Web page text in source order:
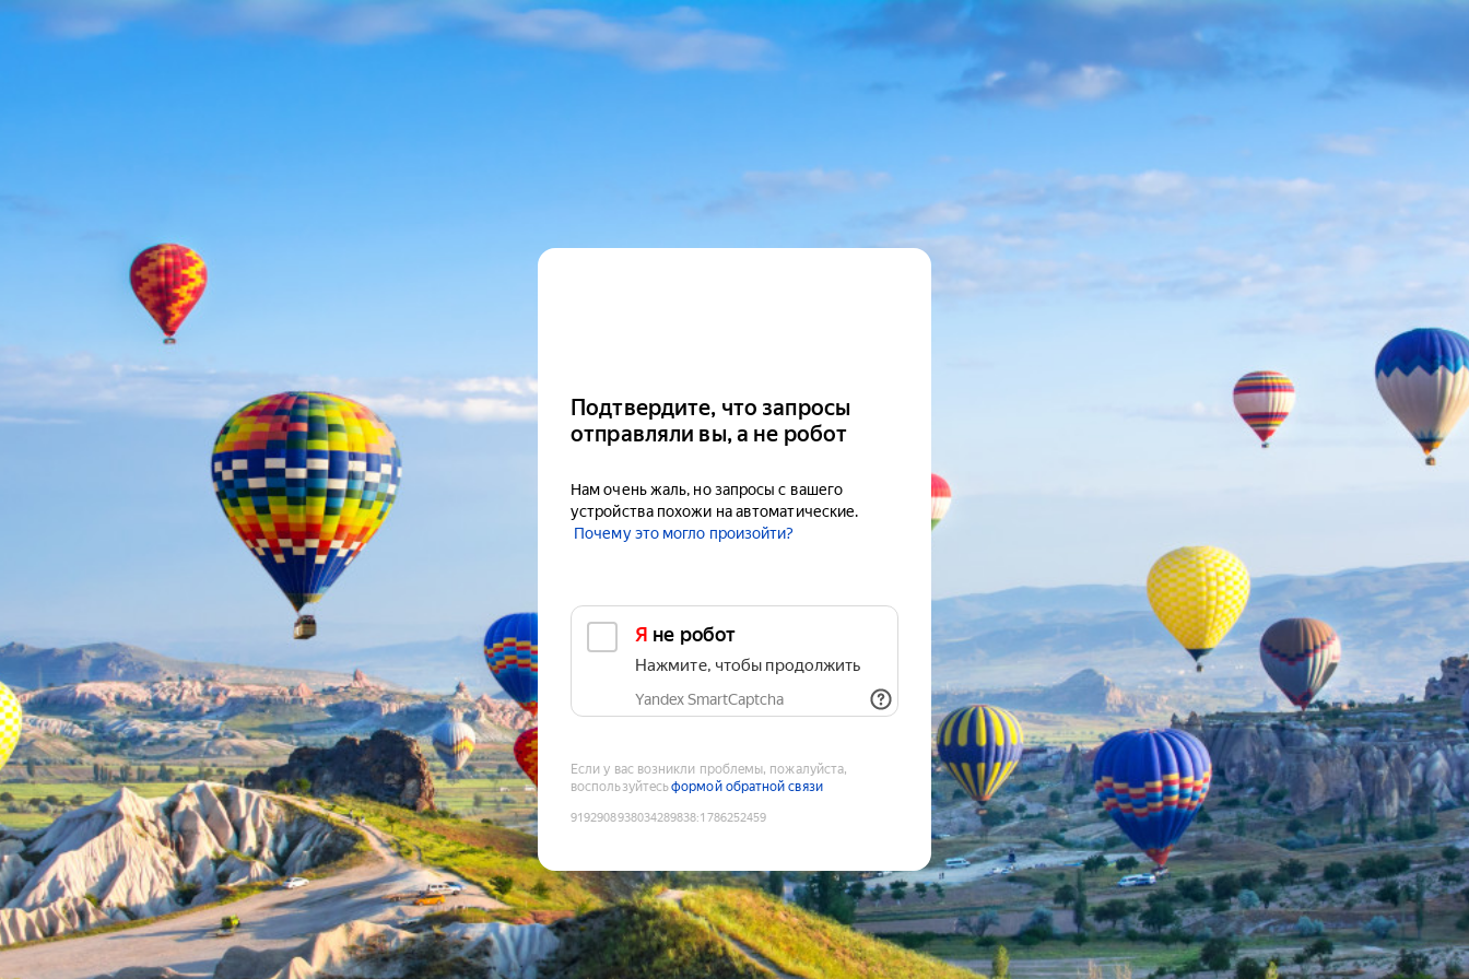
Подтвердите, что запросы
отправляли вы, а не робот
Нам очень жаль, но запросы с вашего
устройства похожи на автоматические.
Почему это могло произойти?
Я не робот
Нажмите, чтобы продолжить
Yandex SmartCaptcha
Если у вас возникли проблемы, пожалуйста,
воспользуйтесьформой обратной связи
9192908938034289838:1786252459